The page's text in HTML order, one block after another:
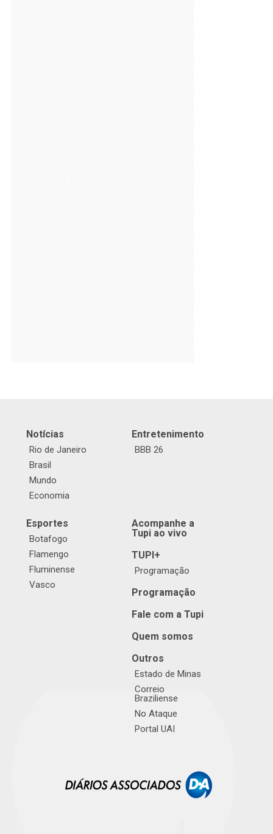
Notícias
Rio de Janeiro
Brasil
Mundo
Economia
Entretenimento
BBB 26
Esportes
Botafogo
Flamengo
Fluminense
Vasco
Acompanhe a
Tupi ao vivo
TUPI+
Programação
Programação
Fale com a Tupi
Quem somos
Outros
Estado de Minas
Correio
Braziliense
No Ataque
Portal UAI